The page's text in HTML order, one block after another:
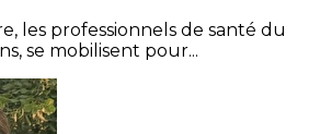
les professionnels de santé du
se mobilisent pour...